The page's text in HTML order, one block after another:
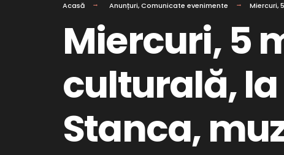
Acasă Anunțuri,Comunicate evenimente Miercuri,
Miercuri, 5
culturală, la
Stanca,